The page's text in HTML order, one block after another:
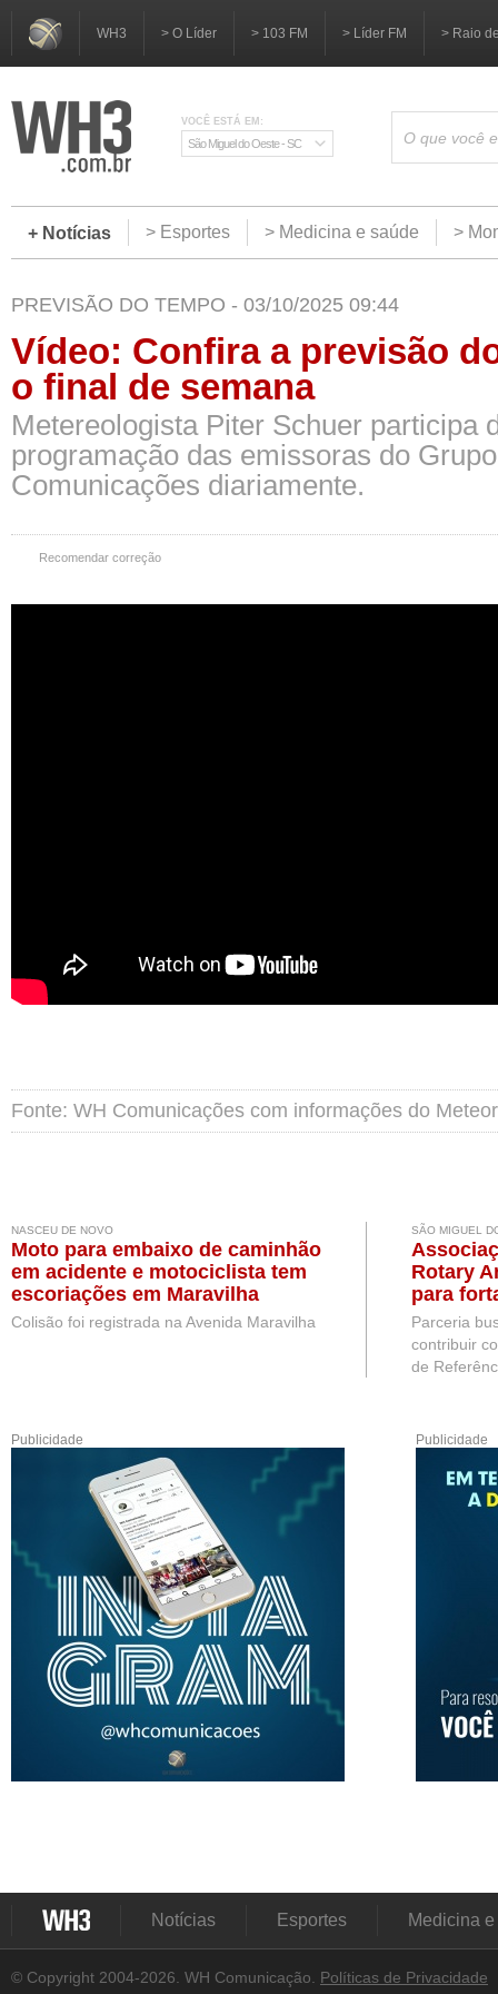
WH3 > O Líder > 103 FM > Líder FM > Raio
VOCÊ ESTÁ EM:
São Miguel do Oeste - SC
+ Notícias > Esportes > Medicina e saúde >
PREVISÃO DO TEMPO - 03/10/2025 09:44
Vídeo: Confira a previsão
o final de semana
Metereologista Piter Schuer participa
programação das emissoras do
Comunicações diariamente.
Recomendar correção
Fonte: WH Comunicações com informações do
NASCEU DE NOVO
Moto para embaixo de caminhão
em acidente e motociclista tem
escoriações em Maravilha
Colisão foi registrada na Avenida Maravilha
SÃO MIGUEL
Rotary
para
pessoas
Miguel
Parceria
contribuir
de
Publicidade Publicidade
Notícias Esportes Medicina
© Copyright 2004-2026. WH Comunicação. Políticas de Privacidade